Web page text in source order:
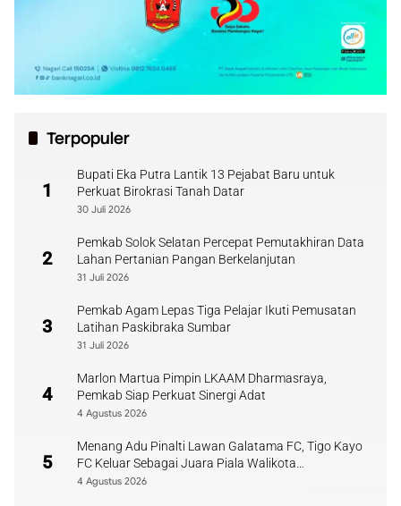
Terpopuler
1
Bupati Eka Putra Lantik 13 Pejabat Baru untuk
Perkuat Birokrasi Tanah Datar
30 Juli 2026
2
Pemkab Solok Selatan Percepat Pemutakhiran Data
Lahan Pertanian Pangan Berkelanjutan
31 Juli 2026
3
Pemkab Agam Lepas Tiga Pelajar Ikuti Pemusatan
Latihan Paskibraka Sumbar
31 Juli 2026
4
Marlon Martua Pimpin LKAAM Dharmasraya,
Pemkab Siap Perkuat Sinergi Adat
4 Agustus 2026
5
Menang Adu Pinalti Lawan Galatama FC, Tigo Kayo
FC Keluar Sebagai Juara Piala Walikota
Payakumbuh
4 Agustus 2026